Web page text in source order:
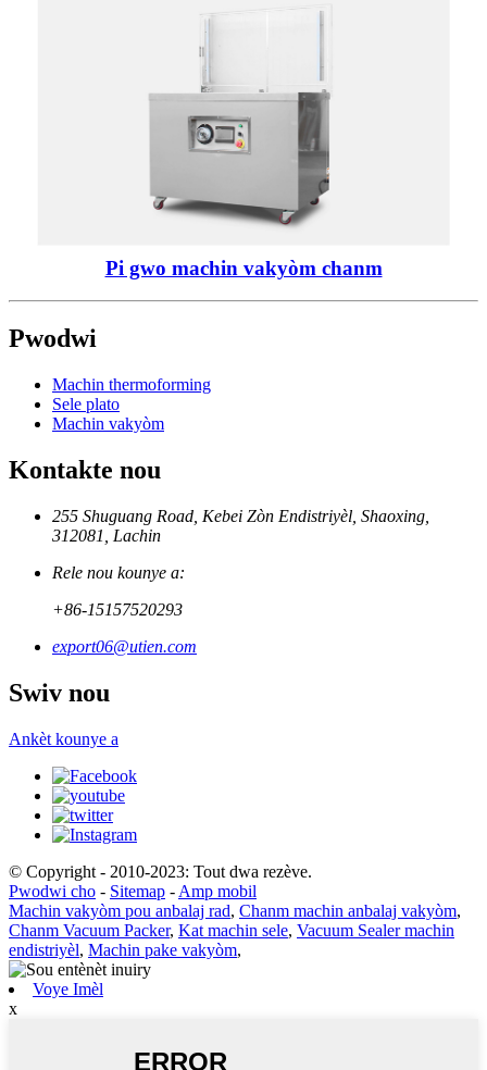
Pi gwo machin vakyòm chanm
Pwodwi
Machin thermoforming
Sele plato
Machin vakyòm
Kontakte nou
255 Shuguang Road, Kebei Zòn Endistriyèl, Shaoxing,
312081, Lachin
Rele nou kounye a:
+86-15157520293
export06@utien.com
Swiv nou
Ankèt kounye a
© Copyright - 2010-2023: Tout dwa rezève.
Pwodwi cho - Sitemap - Amp mobil
Machin vakyòm pou anbalaj rad, Chanm machin anbalaj vakyòm,
Chanm Vacuum Packer, Kat machin sele, Vacuum Sealer machin
endistriyèl, Machin pake vakyòm,
Voye Imèl
x